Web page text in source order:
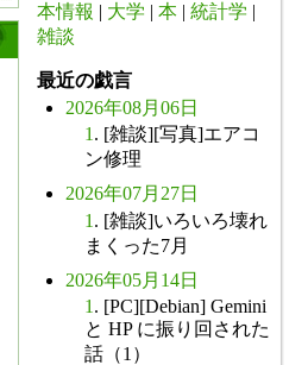
本情報 | 大学 | 本 | 統計学 |
雑談
最近の戯言
2026年08月06日
1 . [雑談][写真]エアコ
ン修理
2026年07月27日
1 . [雑談]いろいろ壊れ
まくった7月
2026年05月14日
1 . [PC][Debian] Gemini
と HP に振り回された
話（1）